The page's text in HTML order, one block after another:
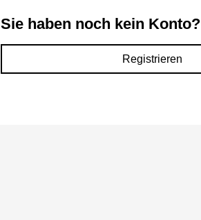
Sie haben noch kein Konto?
Registrieren